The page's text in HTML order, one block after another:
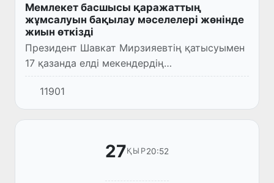
Мемлекет басшысы қаражаттың
жұмсалуын бақылау мәселелері жөнінде
жиын өткізді
Президент Шавкат Мирзияевтің қатысуымен
17 қазанда елді мекендердің
инфрақұрылымына бөлінген қаржының
жұмсалуын бақылау мәселесіне арналған
жиын өтті.
11901
27ҚЫР20:52